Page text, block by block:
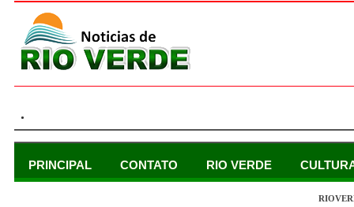
.
PRINCIPAL CONTATO RIO VERDE